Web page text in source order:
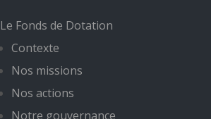
Le Fonds de Dotation
Contexte
Nos missions
Nos actions
Notre gouvernance